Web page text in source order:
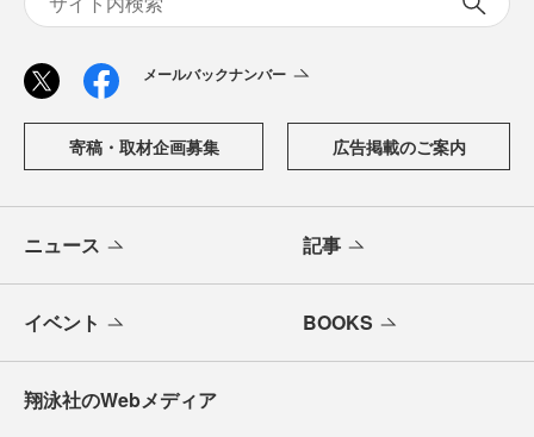
メールバックナンバー
寄稿・取材企画募集 広告掲載のご案内
ニュース 記事
イベント BOOKS
翔泳社のWebメディア